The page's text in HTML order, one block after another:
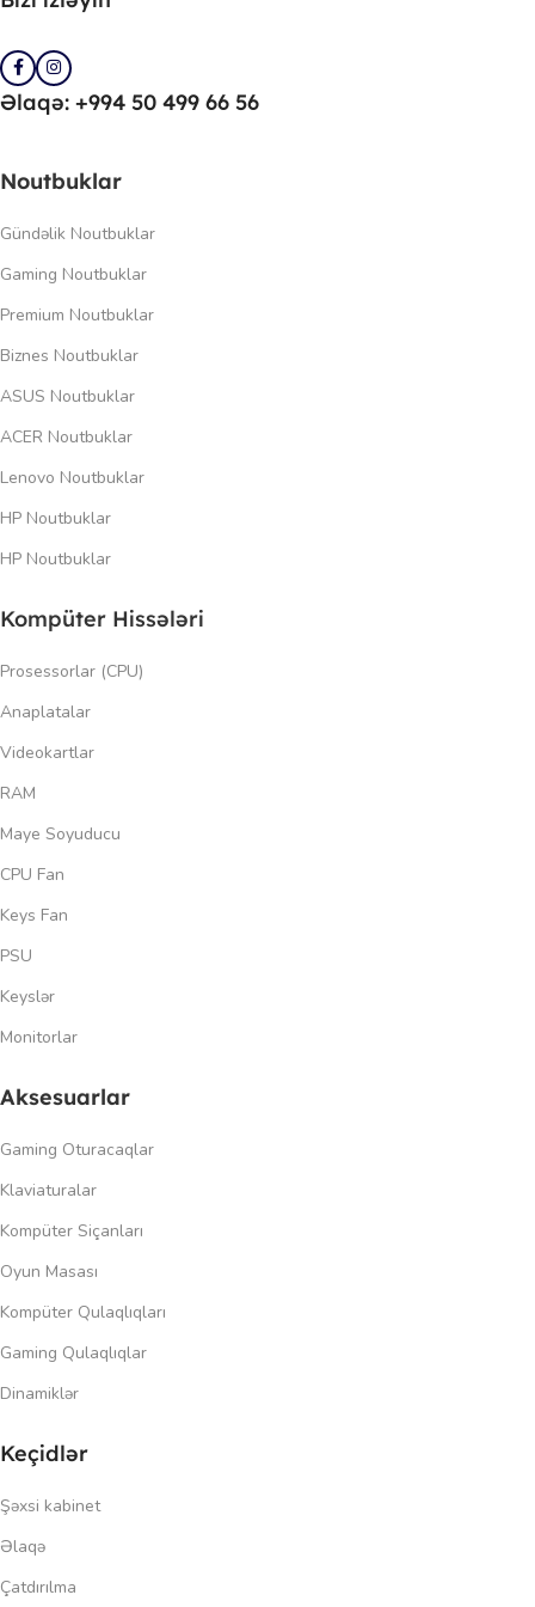
Əlaqə: +994 50 499 66 56
Noutbuklar
Gündəlik Noutbuklar
Gaming Noutbuklar
Premium Noutbuklar
Biznes Noutbuklar
ASUS Noutbuklar
ACER Noutbuklar
Lenovo Noutbuklar
HP Noutbuklar
HP Noutbuklar
Kompüter Hissələri
Prosessorlar (CPU)
Anaplatalar
Videokartlar
RAM
Maye Soyuducu
CPU Fan
Keys Fan
PSU
Keyslər
Monitorlar
Aksesuarlar
Gaming Oturacaqlar
Klaviaturalar
Kompüter Siçanları
Oyun Masası
Kompüter Qulaqlıqları
Gaming Qulaqlıqlar
Dinamiklər
Keçidlər
Şəxsi kabinet
Əlaqə
Çatdırılma